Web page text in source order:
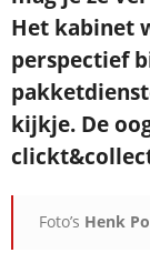
Het kabinet
perspectief
kijkje. De
Foto’s Henk